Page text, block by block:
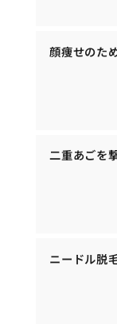
顔痩せのた
二重あごを
ニードル脱